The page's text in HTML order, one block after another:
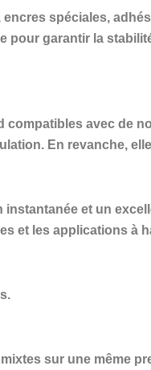
spéciales,
pour garantir la
compatibles avec de
En revanche,
et un
et les applications à
sur une même